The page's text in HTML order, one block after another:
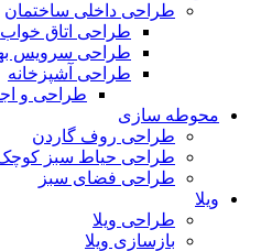
طراحی داخلی ساختمان
طراحی اتاق خواب
طراحی سرویس
طراحی آشپزخانه
طراحی و
محوطه سازی
طراحی روف گاردن
طراحی حیاط سبز
طراحی فضای سبز
ویلا
طراحی ویلا
بازسازی ویلا